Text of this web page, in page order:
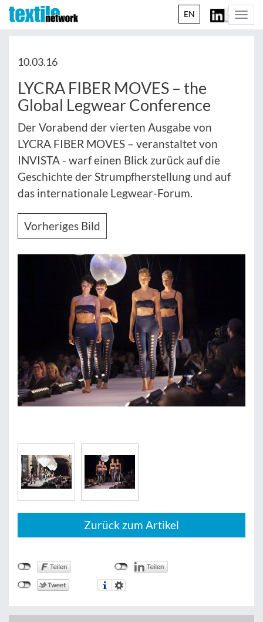
EN
10.03.16
LYCRA FIBER MOVES – the
Global Legwear Conference
Der Vorabend der vierten Ausgabe von
LYCRA FIBER MOVES – veranstaltet von
INVISTA - warf einen Blick zurück auf die
Geschichte der Strumpfherstellung und auf
das internationale Legwear-Forum.
Vorheriges Bild
Zurück zum Artikel